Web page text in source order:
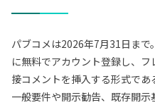
パブコメは2026年7月31日まで
に無料でアカウント登録し、
接コメントを挿入する形式であ
一般要件や開示勧告、既存開